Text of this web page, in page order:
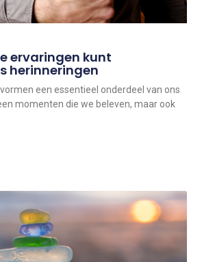
ervaringen kunt
herinneringen
een essentieel onderdeel van ons
momenten die we beleven, maar ook